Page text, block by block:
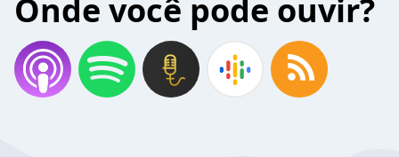
Onde você pode ouvir?